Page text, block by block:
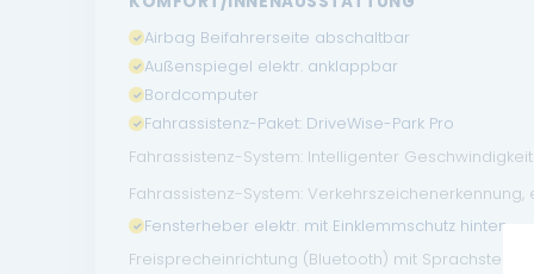
Airbag Beifahrerseite abschaltbar
Außenspiegel elektr. anklappbar
Bordcomputer
Fahrassistenz-Paket: DriveWise-Park Pro
Fahrassistenz-System: Intelligenter
Fahrassistenz-System:
Fensterheber elektr. mit Einklemmschutz hinten
Freisprecheinrichtung (Bluetooth) mit